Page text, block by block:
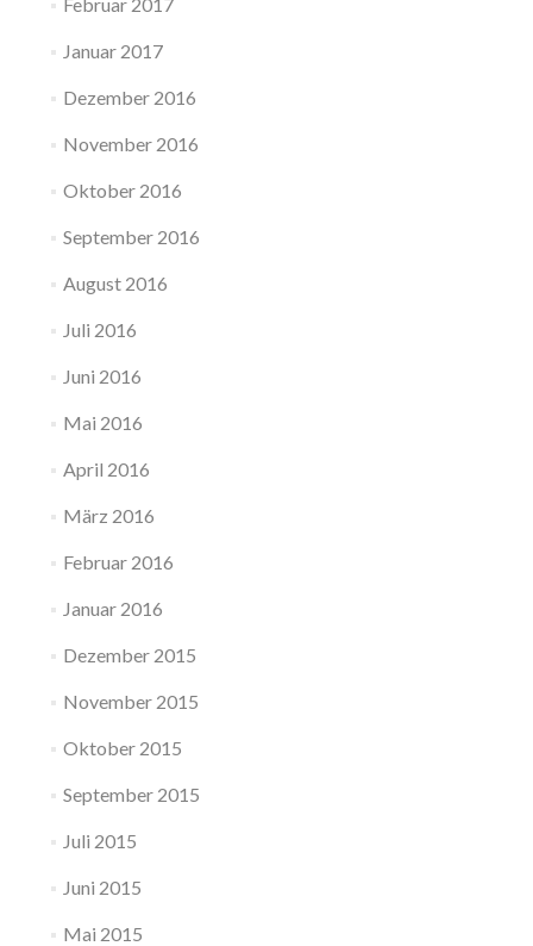
Januar 2017
Dezember 2016
November 2016
Oktober 2016
September 2016
August 2016
Juli 2016
Juni 2016
Mai 2016
April 2016
März 2016
Februar 2016
Januar 2016
Dezember 2015
November 2015
Oktober 2015
September 2015
Juli 2015
Juni 2015
Mai 2015